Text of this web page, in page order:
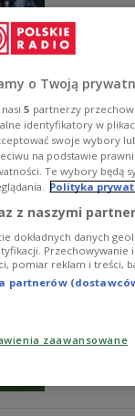
na
spalin w
Zobacz
Gliwicka
Zobacz
o Twoją
5 partnerzy
identyfikatory w
swoje wybory
na podstawie
Te wybory będą
Polityka
z naszymi
dokładnych danych
Przechowywanie
pomiar reklam i treści,
partnerów
zaawansowane